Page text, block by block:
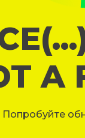
A
Попробуйте